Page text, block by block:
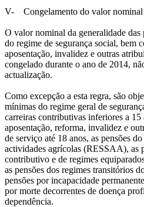
V- Congelamento do valor nominal
O valor nominal da generalidade
do regime de segurança social, bem
aposentação, invalidez e outras
congelado durante o ano de 2014,
actualização.
Como excepção a esta regra, são
mínimas do regime geral de
carreiras contributivas inferiores a 15
aposentação, reforma, invalidez e
de serviço até 18 anos, as pensões
actividades agrícolas (RESSAA), as
contributivo e de regimes
as pensões dos regimes transitórios
pensões por incapacidade
por morte decorrentes de doença
dependência.